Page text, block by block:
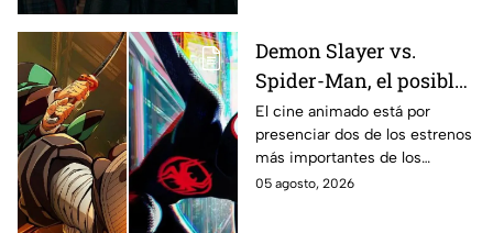
Demon Slayer vs.
Spider-Man, el posible
gran enfrentamiento
en taquilla del 2027
El cine animado está por
presenciar dos de los estrenos
más importantes de los
últimos años.
05 agosto, 2026